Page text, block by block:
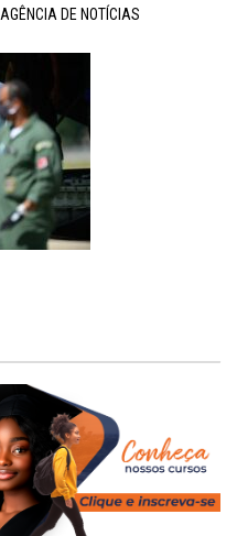
AGÊNCIA DE NOTÍCIAS